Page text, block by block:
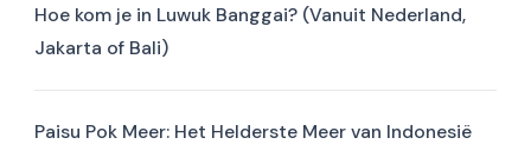
Hoe kom je in Luwuk Banggai? (Vanuit Nederland,
Jakarta of Bali)
Paisu Pok Meer: Het Helderste Meer van Indonesië